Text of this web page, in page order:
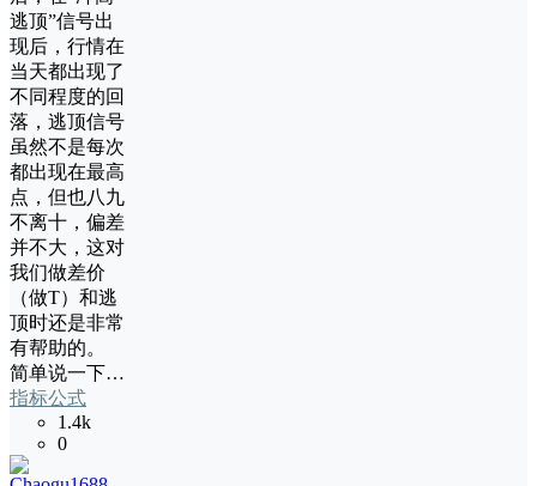
逃顶”信号出
现后，行情在
当天都出现了
不同程度的回
落，逃顶信号
虽然不是每次
都出现在最高
点，但也八九
不离十，偏差
并不大，这对
我们做差价
（做T）和逃
顶时还是非常
有帮助的。
简单说一下…
指标公式
1.4k
0